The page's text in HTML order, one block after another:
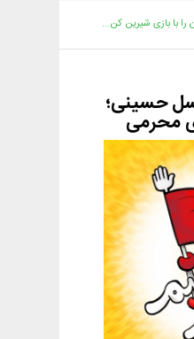
با بازی شیرین کن...
حسینی؛
محرمی